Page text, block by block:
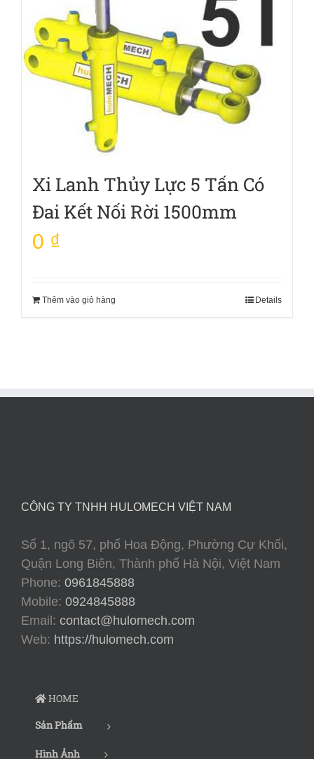
Xi Lanh Thủy Lực 5 Tấn Có
Đai Kết Nối Rời 1500mm
0 ₫
Thêm vào giỏ hàng Details
CÔNG TY TNHH HULOMECH VIỆT NAM
Số 1, ngõ 57, phố Hoa Động, Phường Cự Khối,
Quận Long Biên, Thành phố Hà Nội, Việt Nam
Phone: 0961845888
Mobile: 0924845888
Email: contact@hulomech.com
Web: https://hulomech.com
HOME
Sản Phẩm
Hình Ảnh